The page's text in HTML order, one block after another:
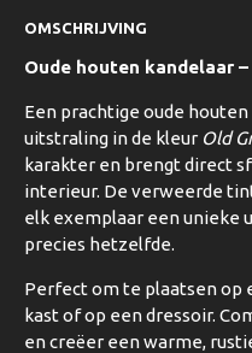
OMSCHRIJVING
Oude houten kandelaar –
Een prachtige oude
uitstraling in de kleur Old
karakter en brengt direct
interieur. De verweerde
elk exemplaar een unieke
precies hetzelfde.
Perfect om te plaatsen op
kast of op een dressoir.
en creëer een warme,